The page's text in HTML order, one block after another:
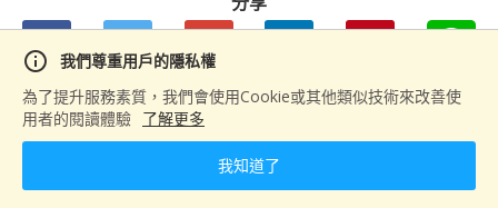
info
我們尊重用戶的隱私權
為了提升服務素質，我們會使用Cookie或其他類似技術來改善使
用者的閱讀體驗 了解更多
我知道了